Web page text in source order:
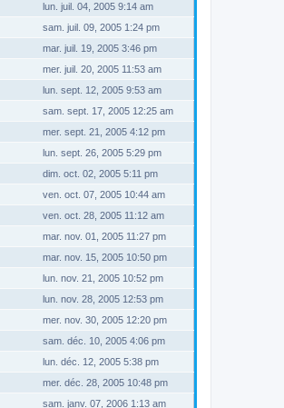
lun. juil. 04, 2005 9:14 am
sam. juil. 09, 2005 1:24 pm
mar. juil. 19, 2005 3:46 pm
mer. juil. 20, 2005 11:53 am
lun. sept. 12, 2005 9:53 am
sam. sept. 17, 2005 12:25 am
mer. sept. 21, 2005 4:12 pm
lun. sept. 26, 2005 5:29 pm
dim. oct. 02, 2005 5:11 pm
ven. oct. 07, 2005 10:44 am
ven. oct. 28, 2005 11:12 am
mar. nov. 01, 2005 11:27 pm
mar. nov. 15, 2005 10:50 pm
lun. nov. 21, 2005 10:52 pm
lun. nov. 28, 2005 12:53 pm
mer. nov. 30, 2005 12:20 pm
sam. déc. 10, 2005 4:06 pm
lun. déc. 12, 2005 5:38 pm
mer. déc. 28, 2005 10:48 pm
sam. janv. 07, 2006 1:13 am